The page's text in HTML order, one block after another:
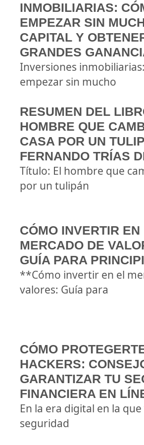
INMOBILIARIAS:
EMPEZAR SIN
CAPITAL Y
GRANDES
Inversiones
empezar sin mucho
RESUMEN DEL
HOMBRE QUE
CASA POR UN
FERNANDO TRÍAS
Título: El hombre que
por un tulipán
CÓMO INVERTIR EN
MERCADO DE
GUÍA PARA
**Cómo invertir en el
valores: Guía para
CÓMO
HACKERS:
GARANTIZAR TU
FINANCIERA EN
En la era digital en la
seguridad